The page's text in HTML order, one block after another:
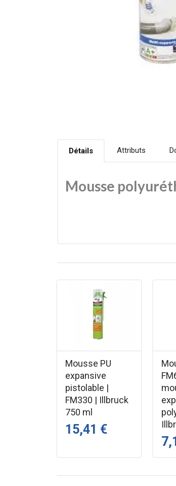
Détails Attributs
Mousse
matériaux du bâtiment et
Technologie :
Propriétés :
Adhérence
Supports compatibles :
Couleur : Beige
Contenance : 500 ml
Marque : GEB
Référence Tessella :
Mousse PU
expansive
pistolable |
FM330 | Illbruck
750 ml
15,41 €